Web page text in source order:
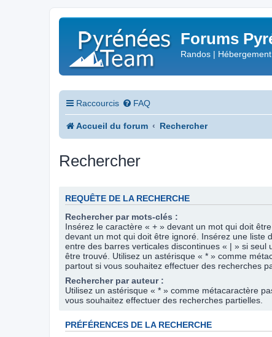
Forums
Randos |
Raccourcis FAQ
Accueil du forum Rechercher
Rechercher
REQUÊTE DE LA RECHERCHE
Rechercher par mots-clés :
Insérez le caractère « + » devant un mot qui doit
devant un mot qui doit être ignoré. Insérez une liste
entre des barres verticales discontinues « | » si seul
être trouvé. Utilisez un astérisque « * » comme
partout si vous souhaitez effectuer des recherches
Rechercher par auteur :
Utilisez un astérisque « * » comme métacaractère
vous souhaitez effectuer des recherches partielles.
PRÉFÉRENCES DE LA RECHERCHE